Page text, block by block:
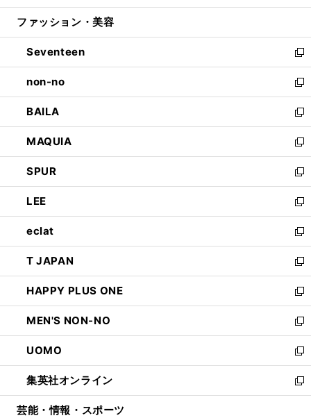
開
ウ
開
く
ン
ウ
で
開
く
ウ
ン
ド
ウ
で
開
く
ファッション・美容
Seventeen
新
し
い
ウ
ィ
ン
ド
ウ
で
開
く
non-no
新
し
い
ウ
ィ
ン
ド
ウ
で
開
く
BAILA
新
し
い
ウ
ィ
ン
ド
ウ
で
開
く
MAQUIA
新
し
い
ウ
ィ
ン
ド
ウ
で
開
く
SPUR
新
し
い
ウ
ィ
ン
ド
ウ
で
開
く
LEE
新
し
い
ウ
ィ
ン
ド
ウ
で
開
く
eclat
新
し
い
ウ
ィ
ン
ド
ウ
で
開
く
T JAPAN
新
し
い
ウ
ィ
ン
ド
ウ
で
開
HAPPY PLUS ONE
新
し
い
ウ
ィ
ン
ド
ウ
MEN'S NON-NO
新
し
い
ウ
ィ
ン
UOMO
新
し
い
ウ
集英社オンライン
新
し
芸能・情報・スポーツ